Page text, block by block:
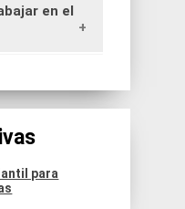
A partir
recibir
y asesoría
en el
de trabajo
que
individuales.
para